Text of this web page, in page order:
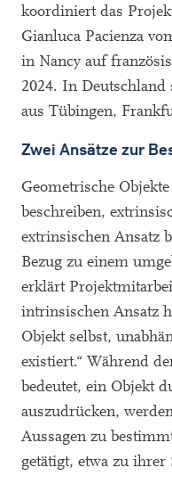
koordiniert das
Gianluca Pacienza
in Nancy auf
2024. In
aus Tübingen,
Zwei Ansätze zur
Geometrische
beschreiben,
extrinsischen Ansatz
Bezug zu einem
erklärt
intrinsischen Ansatz
Objekt selbst,
existiert.“ Während
bedeutet, ein Objekt
auszudrücken,
Aussagen zu
getätigt, etwa zu ihrer